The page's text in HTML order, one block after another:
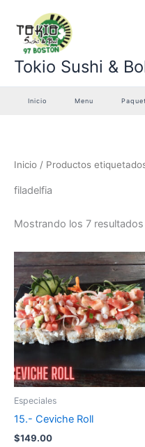
contenido
Tokio Sushi &
Inicio Menu
Inicio / Productos
filadelfia
Mostrando los 7 resultados
Especiales
15.- Ceviche Roll
$149.00